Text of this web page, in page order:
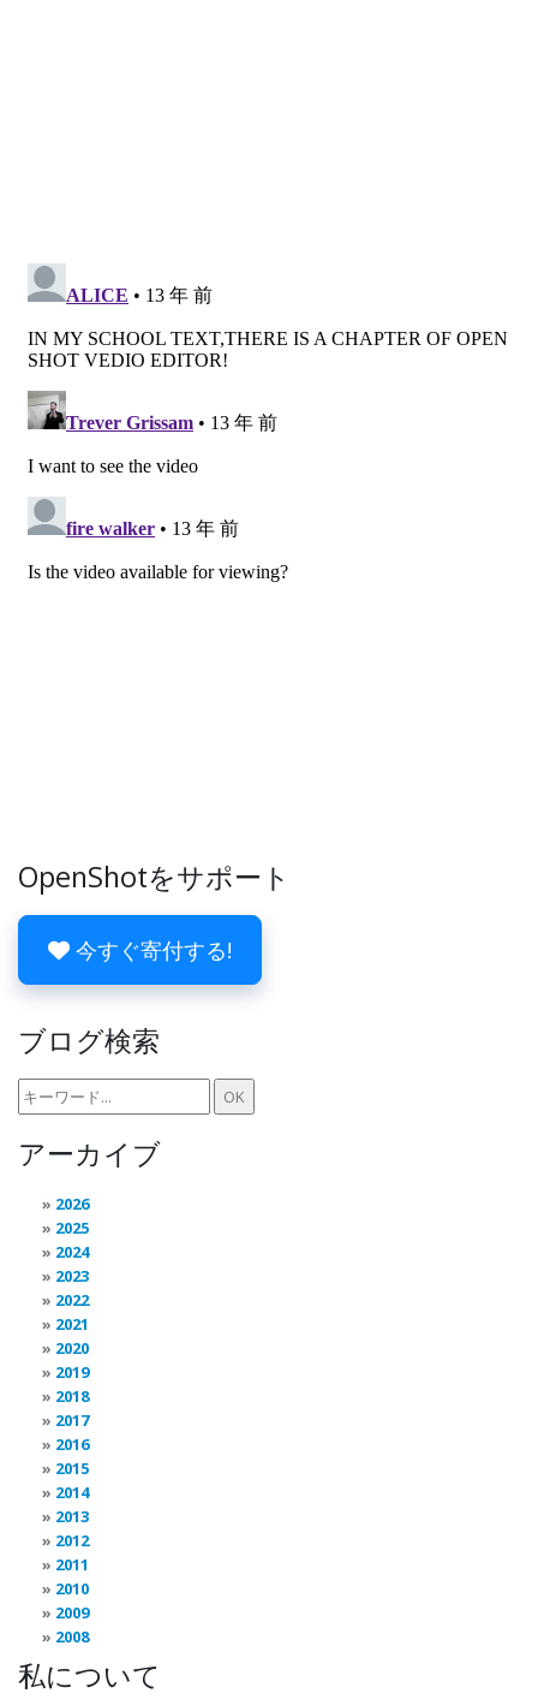
OpenShotをサポート
今すぐ寄付する!
ブログ検索
アーカイブ
2026
2025
2024
2023
2022
2021
2020
2019
2018
2017
2016
2015
2014
2013
2012
2011
2010
2009
2008
私について